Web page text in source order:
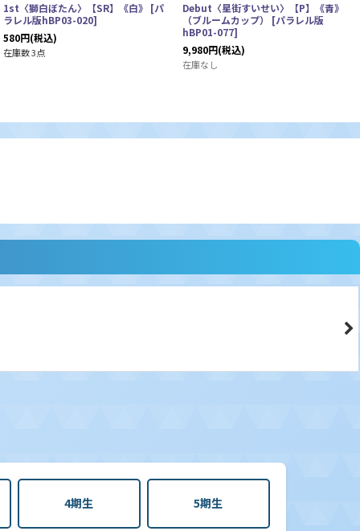
1st〈獅白ぼたん〉【SR】《白》 [パ
ラレル版hBP03-020]
580円(税込)
在庫数 3点
Debut〈星街すいせい〉【P】《青》
（ブルームカップ）
[パラレル版
hBP01-077]
9,980円(税込)
在庫なし
4期生 5期生